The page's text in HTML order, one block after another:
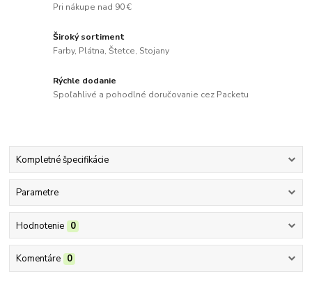
Pri nákupe nad 90 €
Široký sortiment
Farby, Plátna, Štetce, Stojany
Rýchle dodanie
Spoľahlivé a pohodlné doručovanie cez Packetu
Kompletné špecifikácie
Parametre
Hodnotenie 0
Komentáre 0